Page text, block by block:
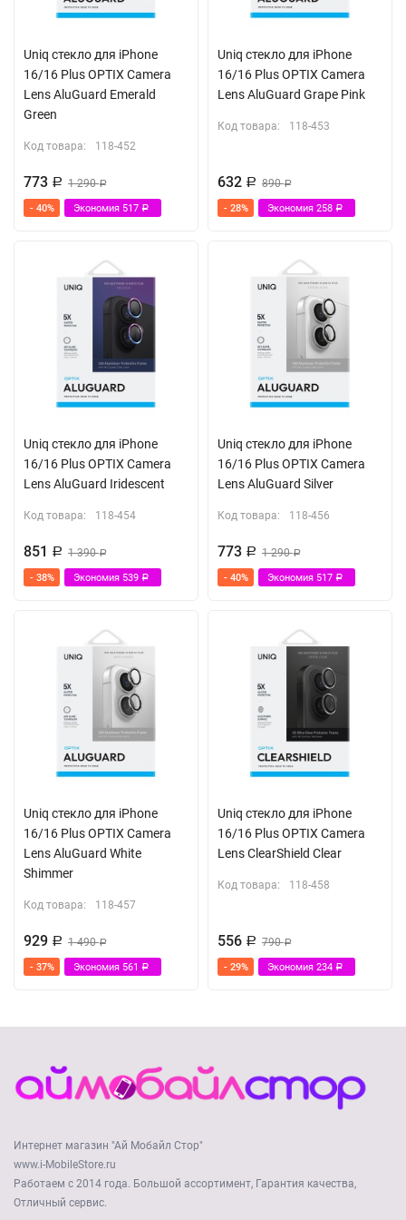
Uniq стекло для iPhone
16/16 Plus OPTIX Camera
Lens AluGuard Emerald
Green
Код товара: 118-452
773 Р 1 290Р
- 40% Экономия 517 Р
Uniq стекло для iPhone
16/16 Plus OPTIX Camera
Lens AluGuard Grape Pink
Код товара: 118-453
632 Р 890Р
- 28% Экономия 258 Р
Uniq стекло для iPhone
16/16 Plus OPTIX Camera
Lens AluGuard Iridescent
Код товара: 118-454
851 Р 1 390Р
- 38% Экономия 539 Р
Uniq стекло для iPhone
16/16 Plus OPTIX Camera
Lens AluGuard Silver
Код товара: 118-456
773 Р 1 290Р
- 40% Экономия 517 Р
Uniq стекло для iPhone
16/16 Plus OPTIX Camera
Lens AluGuard White
Shimmer
Код товара: 118-457
929 Р 1 490Р
- 37% Экономия 561 Р
Uniq стекло для iPhone
16/16 Plus OPTIX Camera
Lens ClearShield Clear
Код товара: 118-458
556 Р 790Р
- 29% Экономия 234 Р
Интернет магазин "Ай Мобайл Стор"
www.i-MobileStore.ru
Работаем с 2014 года. Большой ассортимент, Гарантия качества,
Отличный сервис.